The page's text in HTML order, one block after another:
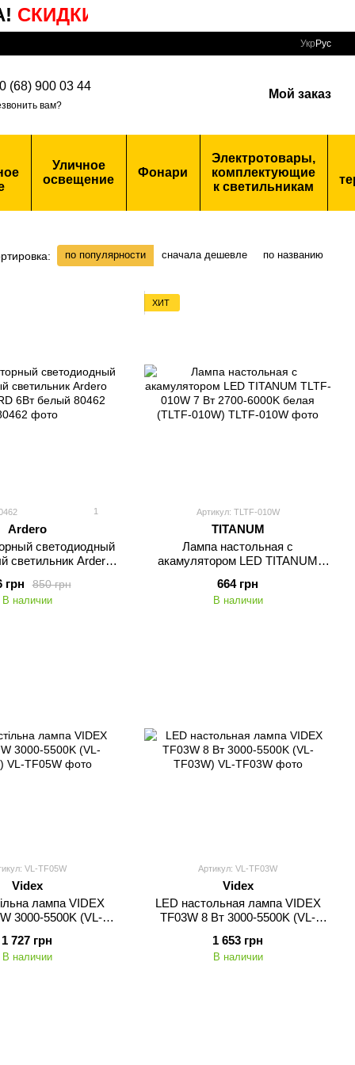
НА ПОПУЛЯРНЫЕ
Укр Рус
(68) 900 03 44
вам?
Мой заказ
Уличное
освещение
Фонари
Электротовары,
комплектующие
к светильникам
по популярности сначала дешевле по названию
1
Ardero
светодиодный
светильник Ardero
850 грн
грн
В наличии
ХИТ
Артикул: TLTF-010W
TITANUM
Лампа настольная с
акамулятором LED TITANUM
белая (TLTF-010W)
664 грн
В наличии
VL-TF05W
Videx
лампа VIDEX
3000-5500K (VL-
1 727 грн
В наличии
Артикул: VL-TF03W
Videx
LED настольная лампа VIDEX
TF03W 8 Вт 3000-5500K (VL-
1 653 грн
В наличии